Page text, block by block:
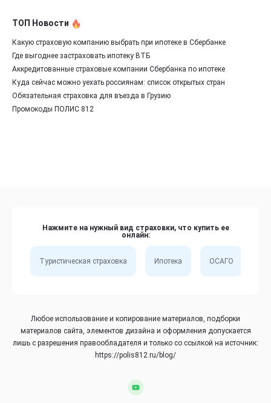
ТОП Новости
Какую страховую компанию выбрать при ипотеке в Сбербанке
Где выгоднее застраховать ипотеку ВТБ
Аккредитованные страховые компании Сбербанка по ипотеке
Куда сейчас можно уехать россиянам: список открытых стран
Обязательная страховка для въезда в Грузию
Промокоды ПОЛИС 812
Нажмите на нужный вид страховки, что купить ее
онлайн:
Туристическая страховка Ипотека ОСАГО
Любое использование и копирование материалов, подборки
материалов сайта, элементов дизайна и оформления допускается
лишь с разрешения правообладателя и только со ссылкой на источник:
https://polis812.ru/blog/